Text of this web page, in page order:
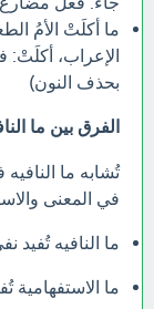
ما أكلَتْ الأمُ
الإعراب،
بحذف النون)
الفرق بين ما
تُشابه ما
في المعنى
ما النافيه تُفيد
ما الاستفهامية